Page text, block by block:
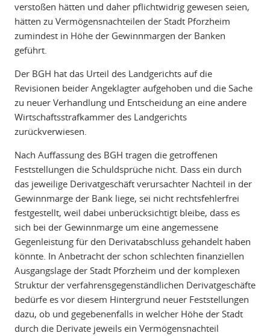
verstoßen hätten und daher pflichtwidrig gewesen seien,
hätten zu Vermögensnachteilen der Stadt Pforzheim
zumindest in Höhe der Gewinnmargen der Banken
geführt.
Der BGH hat das Urteil des Landgerichts auf die
Revisionen beider Angeklagter aufgehoben und die Sache
zu neuer Verhandlung und Entscheidung an eine andere
Wirtschaftsstrafkammer des Landgerichts
zurückverwiesen.
Nach Auffassung des BGH tragen die getroffenen
Feststellungen die Schuldsprüche nicht. Dass ein durch
das jeweilige Derivatgeschäft verursachter Nachteil in der
Gewinnmarge der Bank liege, sei nicht rechtsfehlerfrei
festgestellt, weil dabei unberücksichtigt bleibe, dass es
sich bei der Gewinnmarge um eine angemessene
Gegenleistung für den Derivatabschluss gehandelt haben
könnte. In Anbetracht der schon schlechten finanziellen
Ausgangslage der Stadt Pforzheim und der komplexen
Struktur der verfahrensgegenständlichen Derivatgeschäfte
bedürfe es vor diesem Hintergrund neuer Feststellungen
dazu, ob und gegebenenfalls in welcher Höhe der Stadt
durch die Derivate jeweils ein Vermögensnachteil